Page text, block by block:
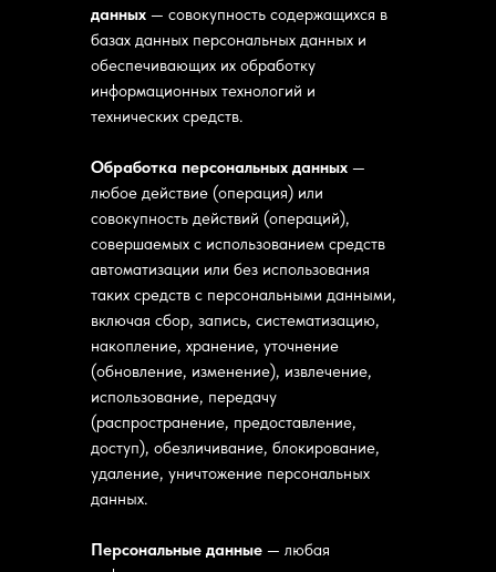
данных — совокупность содержащихся в
базах данных персональных данных и
обеспечивающих их обработку
информационных технологий и
технических средств.
Обработка персональных данных —
любое действие (операция) или
совокупность действий (операций),
совершаемых с использованием средств
автоматизации или без использования
таких средств с персональными данными,
включая сбор, запись, систематизацию,
накопление, хранение, уточнение
(обновление, изменение), извлечение,
использование, передачу
(распространение, предоставление,
доступ), обезличивание, блокирование,
удаление, уничтожение персональных
данных.
Персональные данные — любая